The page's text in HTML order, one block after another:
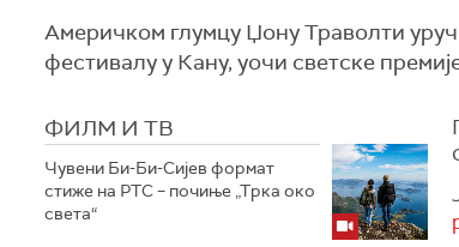
Америчком глумцу Џону Траволти
фестивалу у Кану, уочи светске
ФИЛМ И ТВ
Чувени Би-Би-Сијев формат
стиже на РТС – почиње „Трка око
света“